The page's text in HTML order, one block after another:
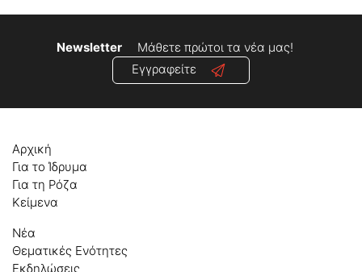
Newsletter
Μάθετε πρώτοι τα νέα μας!
Εγγραφείτε
Αρχική
Για το Ίδρυμα
Για τη Ρόζα
Κείμενα
Νέα
Θεματικές Ενότητες
Εκδηλώσεις